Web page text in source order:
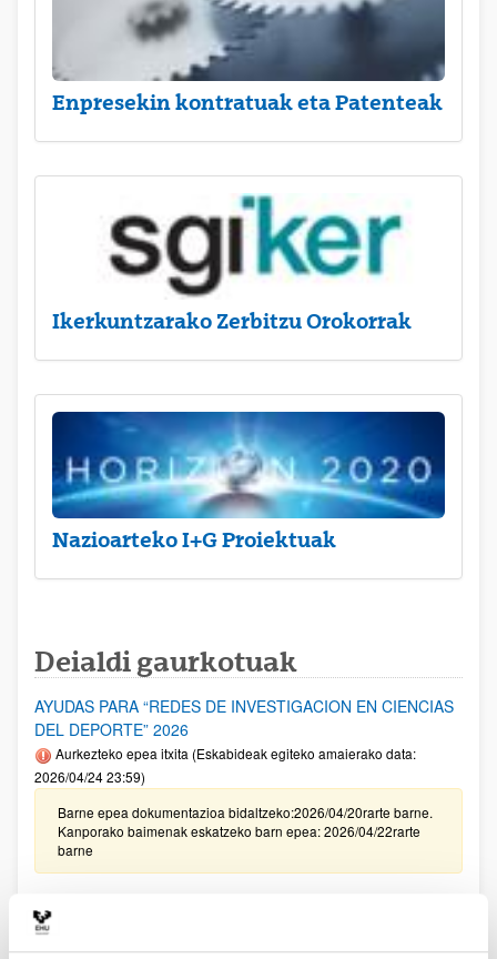
Enpresekin kontratuak eta Patenteak
Ikerkuntzarako Zerbitzu Orokorrak
Nazioarteko I+G Proiektuak
Deialdi gaurkotuak
AYUDAS PARA “REDES DE INVESTIGACION EN CIENCIAS
DEL DEPORTE” 2026
Aurkezteko epea itxita (Eskabideak egiteko amaierako data:
2026/04/24 23:59)
Barne epea dokumentazioa bidaltzeko:2026/04/20rarte barne.
Kanporako baimenak eskatzeko barn epea: 2026/04/22rarte
barne
laguntzak. Lehen seihilekoa 2026
Aurkezteko epea itxita: 2026/04/14 - 2026/05/13